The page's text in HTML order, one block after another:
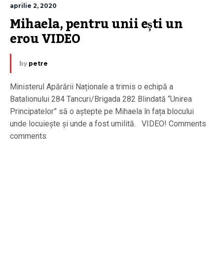
aprilie 2, 2020
Mihaela, pentru unii ești un
erou VIDEO
by petre
Ministerul Apărării Naționale a trimis o echipă a
Batalionului 284 Tancuri/Brigada 282 Blindată “Unirea
Principatelor” să o aștepte pe Mihaela în fața blocului
unde locuiește și unde a fost umilită. VIDEO! Comments
comments